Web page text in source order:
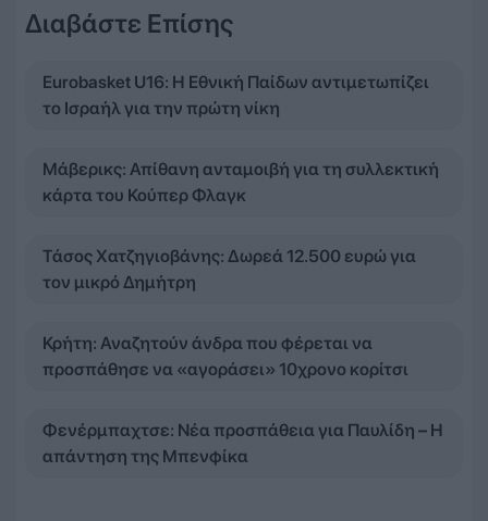
Διαβάστε Επίσης
Eurobasket U16: Η Εθνική Παίδων αντιμετωπίζει
το Ισραήλ για την πρώτη νίκη
Μάβερικς: Απίθανη ανταμοιβή για τη συλλεκτική
κάρτα του Κούπερ Φλαγκ
Τάσος Χατζηγιοβάνης: Δωρεά 12.500 ευρώ για
τον μικρό Δημήτρη
Κρήτη: Αναζητούν άνδρα που φέρεται να
προσπάθησε να «αγοράσει» 10χρονο κορίτσι
Φενέρμπαχτσε: Νέα προσπάθεια για Παυλίδη – Η
απάντηση της Μπενφίκα